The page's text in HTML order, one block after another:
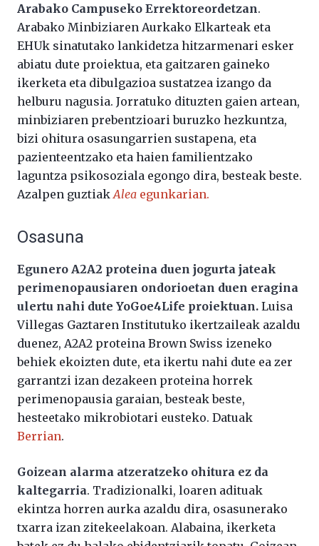
Arabako Campuseko Errektoreordetzan.
Arabako Minbiziaren Aurkako Elkarteak eta
EHUk sinatutako lankidetza hitzarmenari esker
abiatu dute proiektua, eta gaitzaren gaineko
ikerketa eta dibulgazioa sustatzea izango da
helburu nagusia. Jorratuko dituzten gaien artean,
minbiziaren prebentzioari buruzko hezkuntza,
bizi ohitura osasungarrien sustapena, eta
pazienteentzako eta haien familientzako
laguntza psikosoziala egongo dira, besteak beste.
Azalpen guztiak Alea egunkarian.
Osasuna
Egunero A2A2 proteina duen jogurta jateak
perimenopausiaren ondorioetan duen eragina
ulertu nahi dute YoGoe4Life proiektuan. Luisa
Villegas Gaztaren Institutuko ikertzaileak azaldu
duenez, A2A2 proteina Brown Swiss izeneko
behiek ekoizten dute, eta ikertu nahi dute ea zer
garrantzi izan dezakeen proteina horrek
perimenopausia garaian, besteak beste,
hesteetako mikrobiotari eusteko. Datuak
Berrian.
Goizean alarma atzeratzeko ohitura ez da
kaltegarria. Tradizionalki, loaren adituak
ekintza horren aurka azaldu dira, osasunerako
txarra izan zitekeelakoan. Alabaina, ikerketa